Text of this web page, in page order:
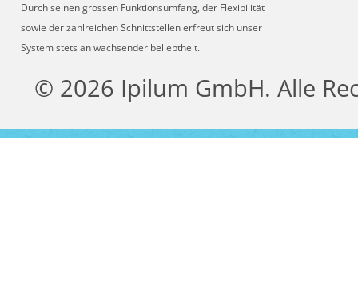
Durch seinen grossen Funktionsumfang, der Flexibilität
sowie der zahlreichen Schnittstellen erfreut sich unser
System stets an wachsender beliebtheit.
© 2026 Ipilum GmbH. Alle